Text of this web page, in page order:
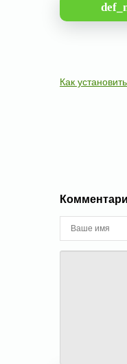
Как